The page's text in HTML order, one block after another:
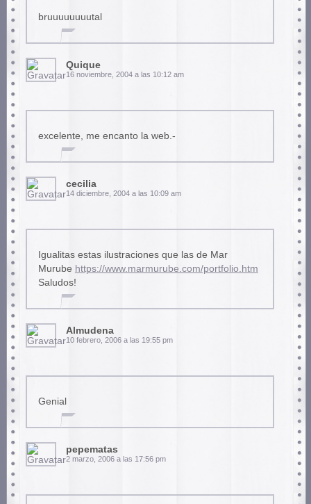
bruuuuuuuutal
Quique
16 noviembre, 2004 a las 10:12 am
excelente, me encanto la web.-
cecilia
14 diciembre, 2004 a las 10:09 am
Igualitas estas ilustraciones que las de Mar
Murube https://www.marmurube.com/portfolio.htm
Saludos!
Almudena
10 febrero, 2006 a las 19:55 pm
Genial
pepematas
2 marzo, 2006 a las 17:56 pm